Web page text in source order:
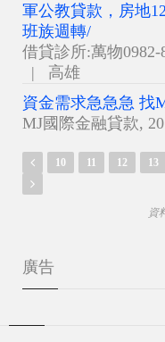
軍公教貸款，房地
班族週轉/
借貸診所:萬物0982-
|
高雄
資金需求急急急 找
MJ國際金融貸款,
10 11 12 13
資
廣告